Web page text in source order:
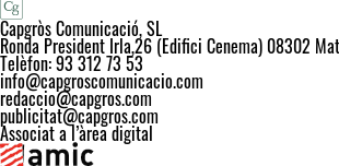
Capgròs Comunicació, SL
Ronda President Irla,26 (Edifici Cenema) 08302
Telèfon: 93 312 73 53
info@capgroscomunicacio.com
redaccio@capgros.com
publicitat@capgros.com
Associat a l’àrea digital